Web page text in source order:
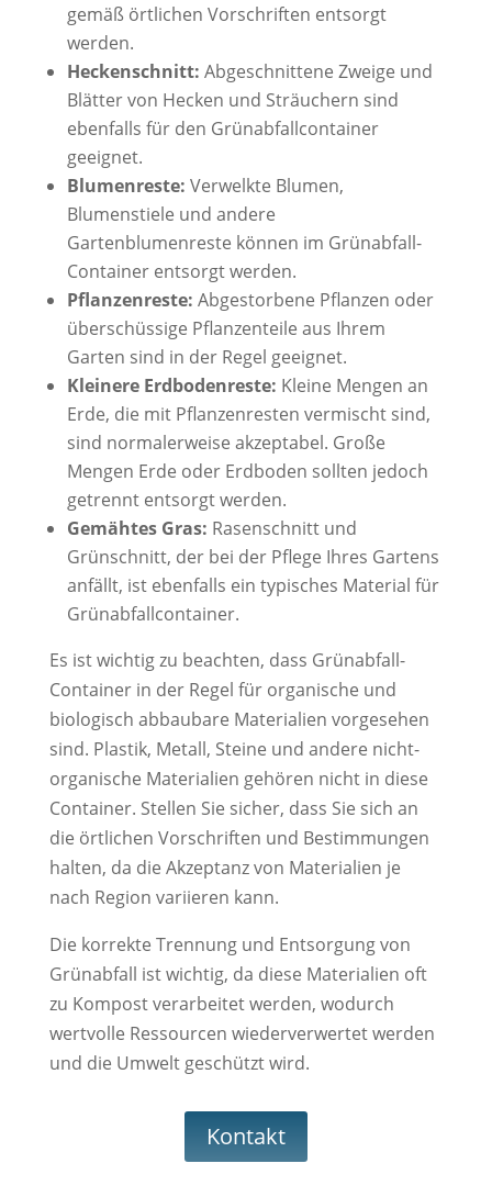
gemäß örtlichen Vorschriften entsorgt
werden.
Heckenschnitt: Abgeschnittene Zweige und
Blätter von Hecken und Sträuchern sind
ebenfalls für den Grünabfallcontainer
geeignet.
Blumenreste: Verwelkte Blumen,
Blumenstiele und andere
Gartenblumenreste können im Grünabfall-
Container entsorgt werden.
Pflanzenreste: Abgestorbene Pflanzen oder
überschüssige Pflanzenteile aus Ihrem
Garten sind in der Regel geeignet.
Kleinere Erdbodenreste: Kleine Mengen an
Erde, die mit Pflanzenresten vermischt sind,
sind normalerweise akzeptabel. Große
Mengen Erde oder Erdboden sollten jedoch
getrennt entsorgt werden.
Gemähtes Gras: Rasenschnitt und
Grünschnitt, der bei der Pflege Ihres Gartens
anfällt, ist ebenfalls ein typisches Material für
Grünabfallcontainer.
Es ist wichtig zu beachten, dass Grünabfall-
Container in der Regel für organische und
biologisch abbaubare Materialien vorgesehen
sind. Plastik, Metall, Steine und andere nicht-
organische Materialien gehören nicht in diese
Container. Stellen Sie sicher, dass Sie sich an
die örtlichen Vorschriften und Bestimmungen
halten, da die Akzeptanz von Materialien je
nach Region variieren kann.
Die korrekte Trennung und Entsorgung von
Grünabfall ist wichtig, da diese Materialien oft
zu Kompost verarbeitet werden, wodurch
wertvolle Ressourcen wiederverwertet werden
und die Umwelt geschützt wird.
Kontakt